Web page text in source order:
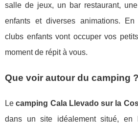
salle de jeux, un bar restaurant,
enfants et diverses animations.
clubs enfants vont occuper vos
moment de répit à vous.
Que voir autour du camping ?
Lecamping Cala Llevado sur la
dans un site idéalement situé, en